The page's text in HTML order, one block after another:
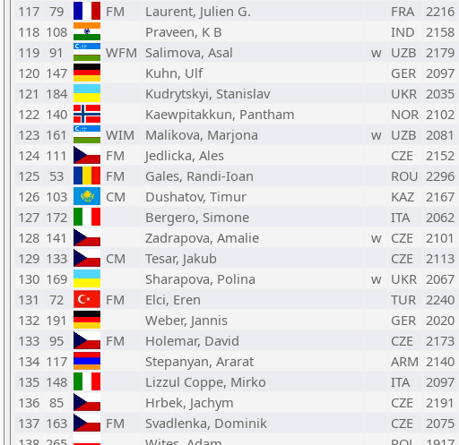
117 79 FM Laurent, Julien G. FRA 2216
118 108 Praveen, K B IND 2158
119 91 WFM Salimova, Asal w UZB 2179
120 147 Kuhn, Ulf GER 2097
121 184 Kudrytskyi, Stanislav UKR 2035
122 140 Kaewpitakkun, Pantham NOR 2102
123 161 WIM Malikova, Marjona w UZB 2081
124 111 FM Jedlicka, Ales CZE 2152
125 53 FM Gales, Randi-Ioan ROU 2296
126 103 CM Dushatov, Timur KAZ 2167
127 172 Bergero, Simone ITA 2062
128 141 Zadrapova, Amalie w CZE 2101
129 133 CM Tesar, Jakub CZE 2113
130 169 Sharapova, Polina w UKR 2067
131
72 FM Elci, Eren TUR 2240
132 191 Weber, Jannis GER 2020
133 95 FM Holemar, David CZE 2173
134 117 Stepanyan, Ararat ARM 2140
135 148 Lizzul Coppe, Mirko ITA 2097
136 85 Hrbek, Jachym CZE 2191
137 163 FM Svadlenka, Dominik CZE 2075